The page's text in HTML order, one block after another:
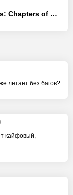
Whispers: Chapters of Love
летает без багов?
кайфовый,